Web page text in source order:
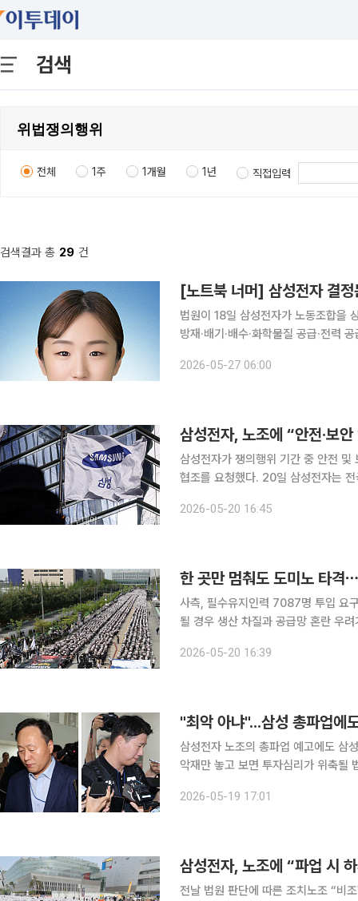
검색
전체 1주 1개월 1년 직접입력
검색결과 총 29 건
[노트북 너머] 삼성전자 결정
법원이 18일 삼성전자가 노동조합을
방재·배기·배수·화학물질 공급·전력
및 주말·휴일 포함)와 같은 수준의 인
2026-05-27 06:00
삼성전자, 노조에 “안전·보
삼성전자가 쟁의행위 기간 중 안전
협조를 요청했다. 20일 삼성전자는 전국삼성전자노동조합과 삼성그룹 초기업노동조합 삼성전자지
서 삼성전자는 “쟁의행위 기간 중 안
2026-05-20 16:45
사측, 필수유지인력 7087명 투입 요구파업 현실화
될 경우 생산 차질과 공급망 혼란 우
2026-05-20 16:39
"최악 아냐"...삼성 총파업에
삼성전자 노조의 총파업 예고에도 삼
악재만 놓고 보면 투자심리가 위축될
1000원에 거래를 마쳤다. 장 초반에
2026-05-19 17:01
삼성전자, 노조에 “파업 시
전날 법원 판단에 따른 조치노조 “비조합원 우선 배치하라” 삼